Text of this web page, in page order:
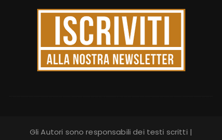
Gli Autori sono responsabili dei testi scritti |